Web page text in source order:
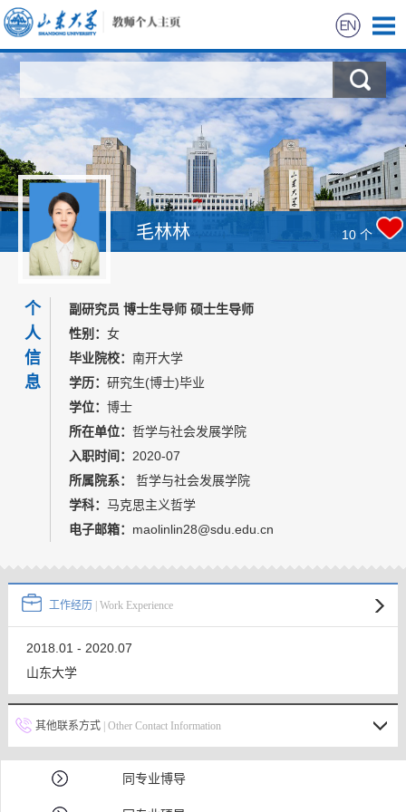
科学研究
教学研究
获奖信息
招生信息
学生信息
我的相册
教师博客
毛林林 10 个
个
人
信
息
副研究员 博士生导师 硕士生导师
性别： 女
毕业院校： 南开大学
学历： 研究生(博士)毕业
学位： 博士
所在单位： 哲学与社会发展学院
入职时间： 2020-07
所属院系：
哲学与社会发展学院
学科： 马克思主义哲学
电子邮箱： maolinlin28@sdu.edu.cn
工作经历 | Work Experience
2018.01 - 2020.07
山东大学
其他联系方式| Other Contact Information
同专业博导